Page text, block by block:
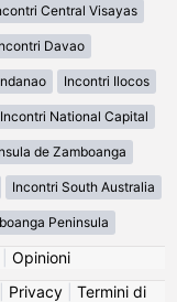
Central Visayas
Davao
Incontri Ilocos
Incontri National Capital
de Zamboanga
Incontri South Australia
Peninsula
Opinioni
Privacy| Termini di